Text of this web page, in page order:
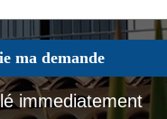
immediatement